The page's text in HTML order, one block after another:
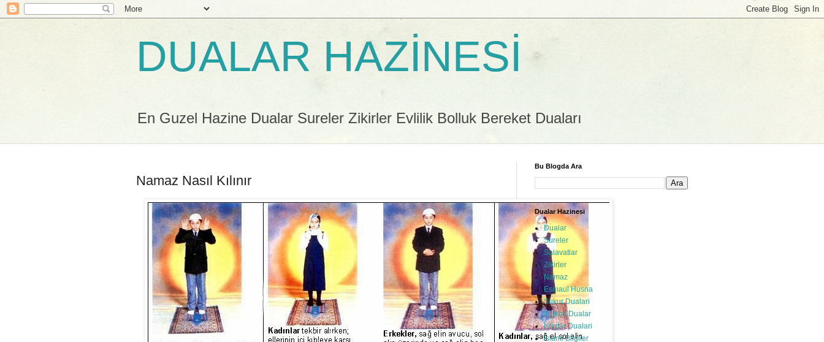
DUALAR HAZİNESİ
En Guzel Hazine Dualar Sureler Zikirler Evlilik Bolluk Bereket Duaları
Namaz Nasıl Kılınır
Bu Blogda Ara
Dualar Hazinesi
Dualar
Sureler
Salavatlar
Zikirler
Namaz
Esmaul Husna
Sukur Dualari
Turkce Dualar
İstigfar Dualari
İslami Bilgiler